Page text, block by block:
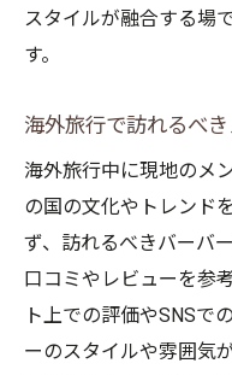
イト
一面
異文化の融合
ル
異国のメンズバ
イル
地域特有のス
ーバー
スタイルが融合する場
す。
海外旅行で訪れるべ
海外旅行中に現地のメ
の国の文化やトレンド
ず、訪れるべきバーバ
口コミやレビューを参
ト上での評価やSNSで
ーのスタイルや雰囲気